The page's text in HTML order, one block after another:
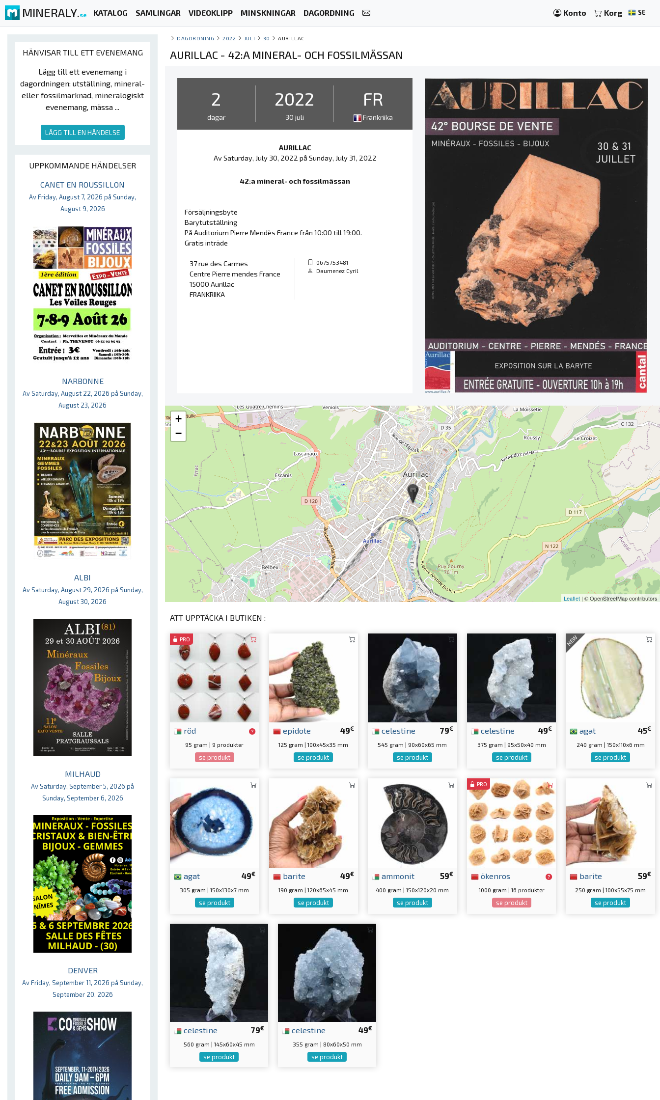
MINERALY.se KATALOG SAMLINGAR VIDEOKLIPP MINSKNINGAR DAGORDNING Konto Korg SE
HÄNVISAR TILL ETT EVENEMANG
Lägg till ett evenemang i
dagordningen: utställning, mineral-
eller fossilmarknad, mineralogiskt
evenemang, mässa ...
LÄGG TILL EN HÄNDELSE
UPPKOMMANDE HÄNDELSER
CANET EN ROUSSILLON
Av Friday, August 7, 2026 på Sunday,
August 9, 2026
NARBONNE
Av Saturday, August 22, 2026 på Sunday,
August 23, 2026
ALBI
Av Saturday, August 29, 2026 på Sunday,
August 30, 2026
MILHAUD
Av Saturday, September 5, 2026 på
Sunday, September 6, 2026
DENVER
Av Friday, September 11, 2026 på Sunday,
September 20, 2026
DAGORDNING 2022 JULI 30 AURILLAC
AURILLAC - 42:A MINERAL- OCH FOSSILMÄSSAN
2
dagar
2022
30 juli
FR
Frankriika
AURILLAC
Av Saturday, July 30, 2022 på Sunday, July 31, 2022
42:a mineral- och fossilmässan
Försäljningsbyte
Barytutställning
På Auditorium Pierre Mendès France från 10:00 till 19:00.
Gratis inträde
37 rue des Carmes
Centre Pierre mendes France
15000 Aurillac
FRANKRIIKA
0675753481
Daumenez Cyril
+
−
Leaflet | © OpenStreetMap contributors
ATT UPPTÄCKA I BUTIKEN :
PRO
röd
95 gram | 9 produkter
se produkt
49€
epidote
125 gram | 100x45x35 mm
se produkt
79€
celestine
545 gram | 90x60x65 mm
se produkt
49€
celestine
375 gram | 95x50x40 mm
se produkt
NEW
45€
agat
240 gram | 150x110x6 mm
se produkt
49€
agat
305 gram | 150x130x7 mm
se produkt
49€
barite
190 gram | 120x65x45 mm
se produkt
59€
ammonit
400 gram | 150x120x20 mm
se produkt
PRO
ökenros
1000 gram | 16 produkter
se produkt
59€
barite
250 gram | 100x55x75 mm
se produkt
79€
celestine
560 gram | 145x60x45 mm
se produkt
49€
celestine
355 gram | 80x60x50 mm
se produkt